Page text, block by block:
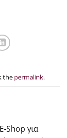
the permalink.
Shop για